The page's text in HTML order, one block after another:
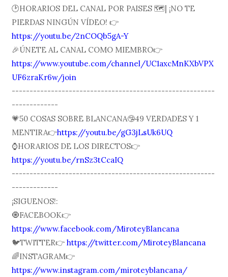
🕑HORARIOS DEL CANAL POR PAISES 🗺| ¡NO TE
PIERDAS NINGÚN VÍDEO! 👉
https://youtu.be/2nCOQb5gA-Y
🎉ÚNETE AL CANAL COMO MIEMBRO👉
https://www.youtube.com/channel/UC1axcMnKXbVPX
UF6zraKr6w/join
---------------------------------------------------------
-------------
💗50 COSAS SOBRE BLANCANA🤥49 VERDADES Y 1
MENTIRA👉https://youtu.be/gG3jLsUk6UQ
⌚️HORARIOS DE LOS DIRECTOS👉
https://youtu.be/rnSz3tCcaIQ
---------------------------------------------------------
-------------
¡SIGUENOS!:
🧿FACEBOOK👉
https://www.facebook.com/MiroteyBlancana
🐦TWITTER👉https://twitter.com/MiroteyBlancana
🌈INSTAGRAM👉
https://www.instagram.com/miroteyblancana/